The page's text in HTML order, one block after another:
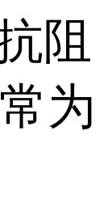
阻
为